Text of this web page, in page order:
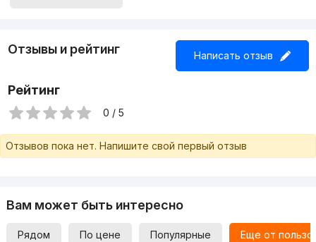
Отзывы и рейтинг Написать отзыв
Рейтинг
0 / 5
Отзывов пока нет. Напишите свой первый отзыв
Вам может быть интересно
Рядом По цене Популярные Еще от